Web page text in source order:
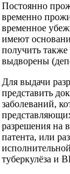
Постоянно
временно
временное
имеют
получить
выдворены
Для выдачи
представить
заболеваний,
разрешения на
патента, или
туберкулёза и